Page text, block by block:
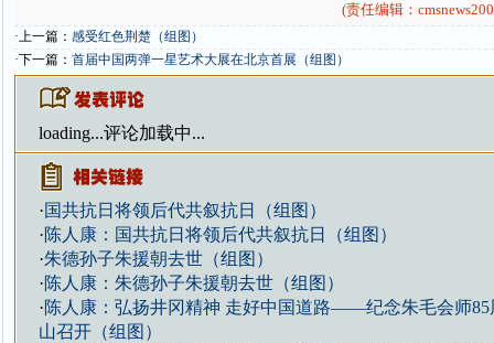
(责任编辑：
·上一篇： 感受红色荆楚（组图）
·下一篇： 首届中国两弹一星艺术大展在北京首展（组图）
loading...评论加载中...
·国共抗日将领后代共叙抗日（组图）
·陈人康：国共抗日将领后代共叙抗日（组图）
·朱德孙子朱援朝去世（组图）
·陈人康：朱德孙子朱援朝去世（组图）
·陈人康：弘扬井冈精神 走好中国道路——纪念朱毛会师85
山召开（组图）